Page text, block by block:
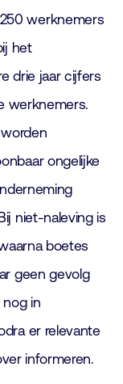
werknemers
het
drie jaar cijfers
werknemers.
ongelijke
niet-naleving is
boetes
geen gevolg
in
er relevante
informeren.